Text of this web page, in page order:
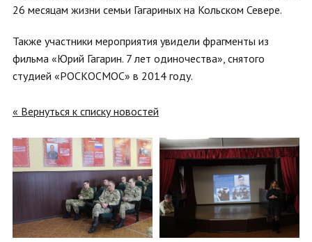
26 месяцам жизни семьи Гагариных на Кольском Севере.
Также участники мероприятия увидели фрагменты из
фильма «Юрий Гагарин. 7 лет одиночества», снятого
студией «РОСКОСМОС» в 2014 году.
« Вернуться к списку новостей